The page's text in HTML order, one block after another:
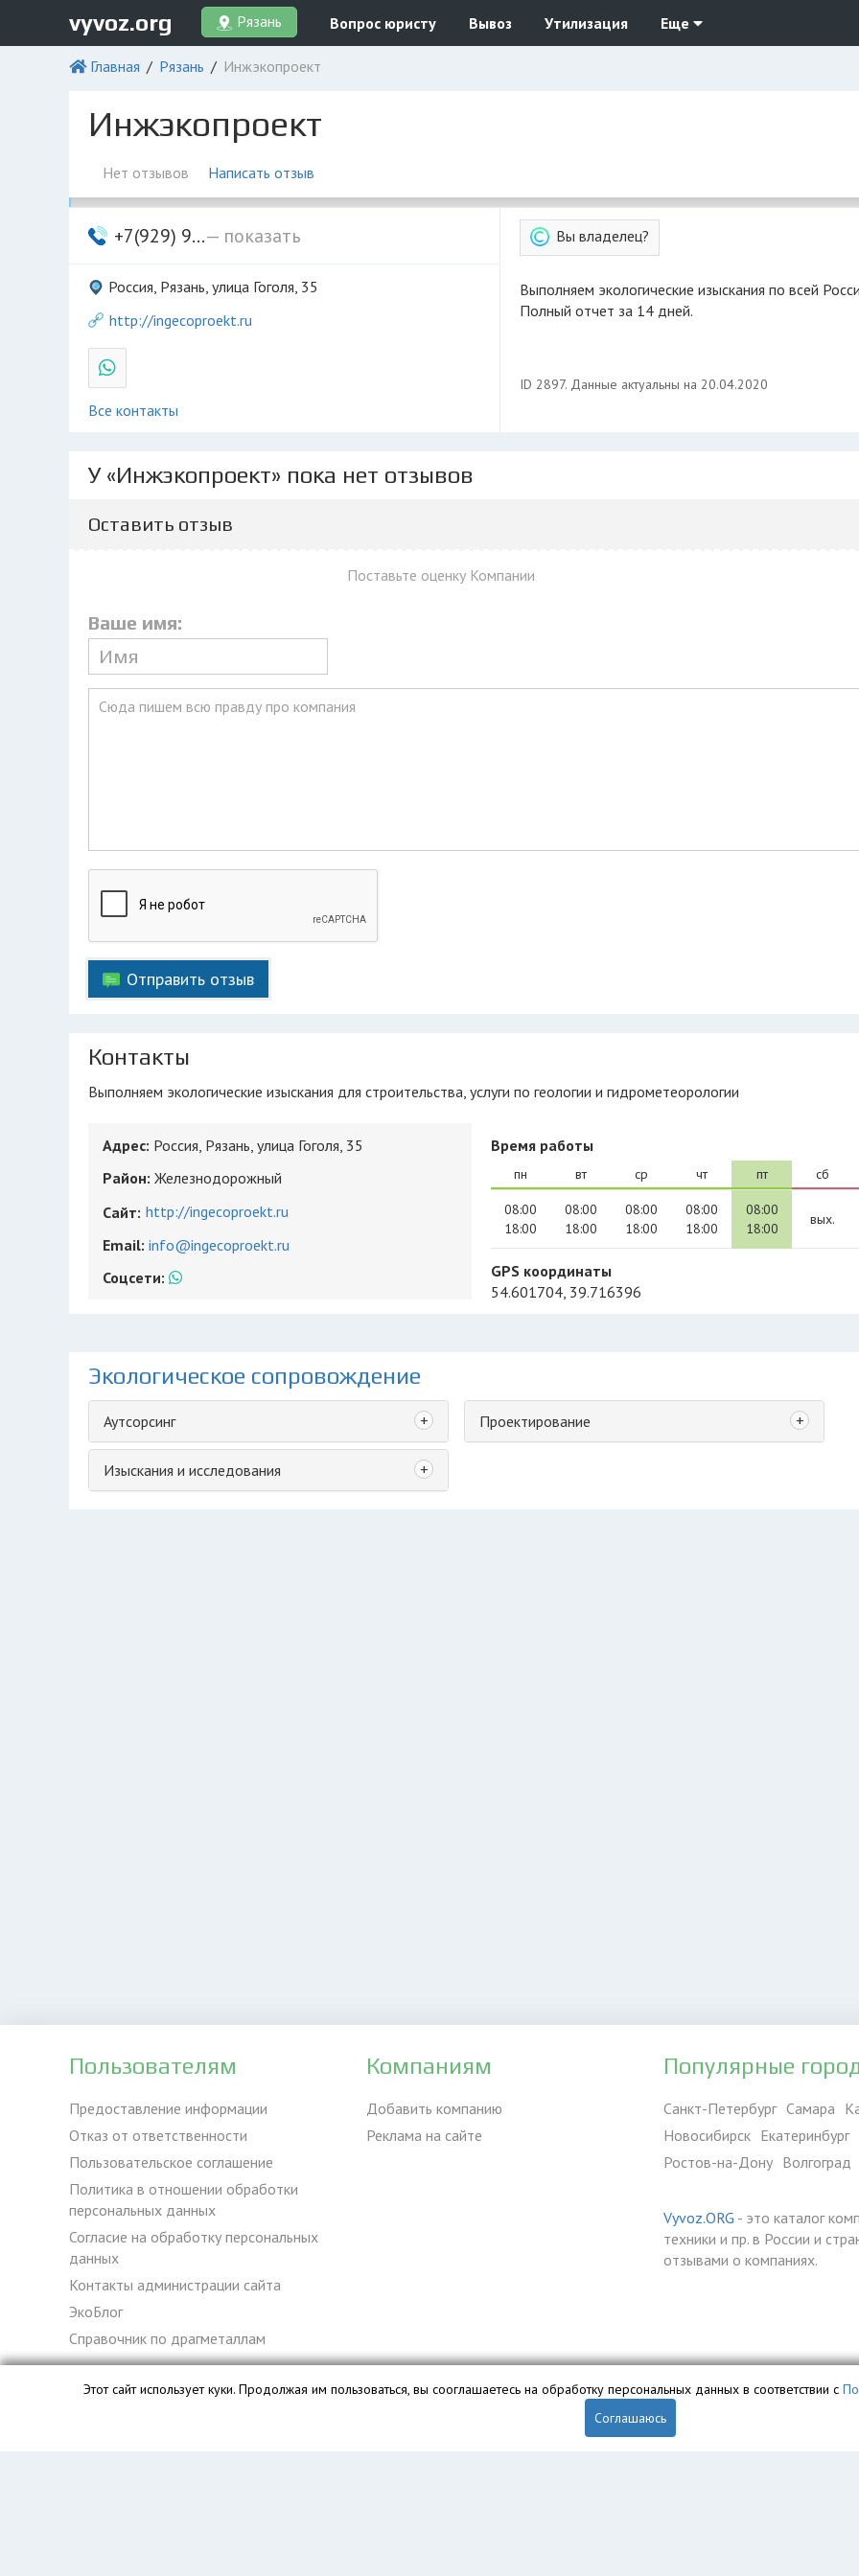
vyvoz.org Рязань Вопрос юристу Вывоз Утилизация Еще
Главная Рязань Инжэкопроект
Инжэкопроект
Нет отзывов Написать отзыв
+7(929) 9...— показать
Россия, Рязань, улица Гоголя, 35
http://ingecoproekt.ru
Все контакты
Вы владелец?
Выполняем экологические изыскания по всей России.
Полный отчет за 14 дней.
ID 2897. Данные актуальны на 20.04.2020
У «Инжэкопроект» пока нет отзывов
Оставить отзыв
Ваше имя:
Поставьте оценку Компании
Отправить отзыв
Контакты
Выполняем экологические изыскания для строительства, услуги по геологии и гидрометеорологии
Адрес: Россия, Рязань, улица Гоголя, 35
Район: Железнодорожный
Сайт: http://ingecoproekt.ru
Email: info@ingecoproekt.ru
Соцсети:
Время работы
пн
08:00
18:00
вт
08:00
18:00
ср
08:00
18:00
чт
08:00
18:00
пт
08:00
18:00
сб
вых.
GPS координаты
54.601704, 39.716396
Экологическое сопровождение
Аутсорсинг +
Изыскания и исследования +
Проектирование +
Пользователям
Предоставление информации
Отказ от ответственности
Пользовательское соглашение
Политика в отношении обработки
персональных данных
Согласие на обработку персональных
данных
Контакты администрации сайта
ЭкоБлог
Справочник по драгметаллам
Компаниям
Добавить компанию
Реклама на сайте
Популярные
Санкт-Петербург Самара
Новосибирск Екатеринбург
Ростов-на-Дону Волгоград
Vyvoz.ORG - это каталог
техники и пр. в России и
отзывами о компаниях.
База данных сайта vyvoz.org является интеллектуальной собственностью ООО «Профит» и охраняется законом.
Этот сайт использует куки. Продолжая им пользоваться, вы сооглашаетесь на обработку персональных данных в соответствии с
Соглашаюсь